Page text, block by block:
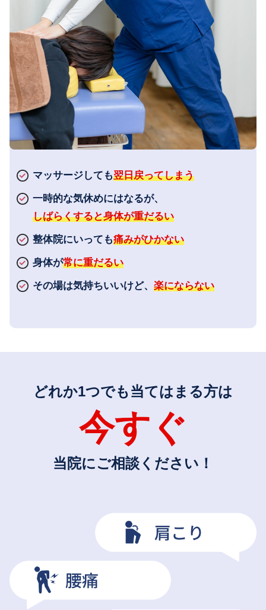
マッサージしても翌日戻ってしまう
一時的な気休めにはなるが、
しばらくすると身体が重だるい
整体院にいっても痛みがひかない
身体が常に重だるい
その場は気持ちいいけど、楽にならない
どれか1つでも当てはまる方は
今すぐ
当院にご相談ください！